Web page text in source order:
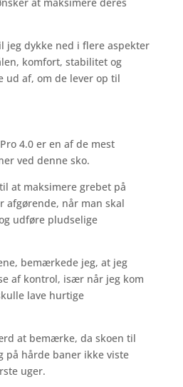
jeg dykke ned i flere aspekter
komfort, stabilitet og
ud af, om de lever op til
4.0 er en af de mest
ved denne sko.
at maksimere grebet på
afgørende, når man skal
udføre pludselige
bemærkede jeg, at jeg
af kontrol, især når jeg kom
lave hurtige
at bemærke, da skoen til
på hårde baner ikke viste
uger.